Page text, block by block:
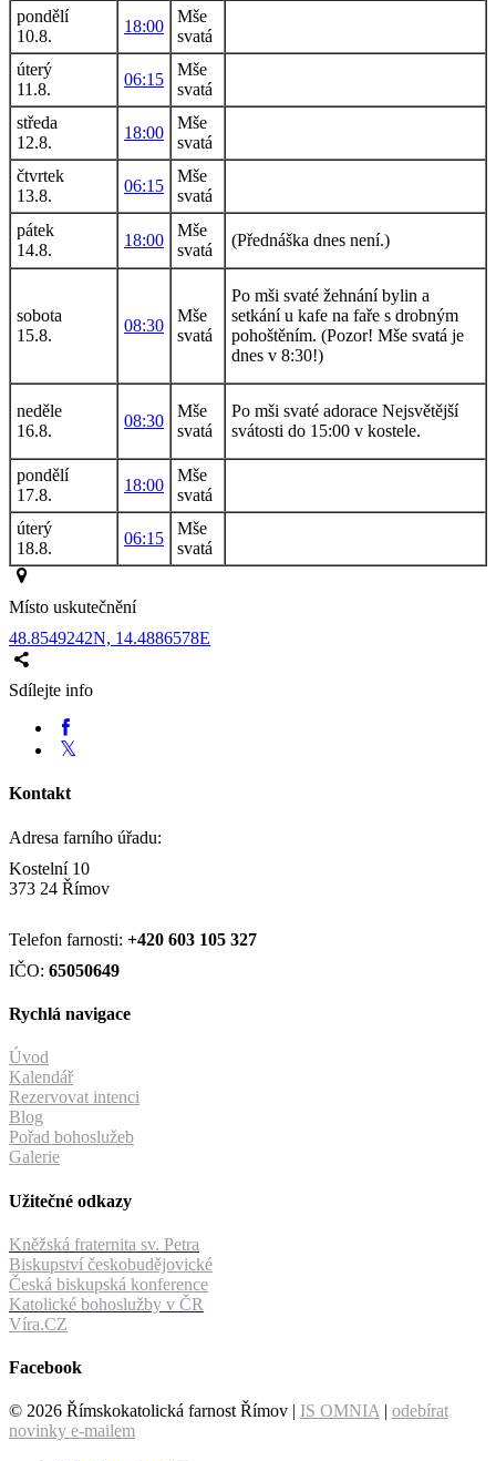
pondělí
10.8.
18:00
Mše
svatá
úterý
11.8.
06:15
Mše
svatá
středa
12.8.
18:00
Mše
svatá
čtvrtek
13.8.
06:15
Mše
svatá
pátek
14.8.
18:00
Mše
svatá
(Přednáška dnes není.)
sobota
15.8.
08:30
Mše
svatá
Po mši svaté žehnání bylin a
setkání u kafe na faře s drobným
pohoštěním. (Pozor! Mše svatá je
dnes v 8:30!)
neděle
16.8.
08:30
Mše
svatá
Po mši svaté adorace Nejsvětější
svátosti do 15:00 v kostele.
pondělí
17.8.
18:00
Mše
svatá
úterý
18.8.
06:15
Mše
svatá
Místo uskutečnění
48.8549242N, 14.4886578E
Sdílejte info
Kontakt
Adresa farního úřadu:
Kostelní 10
373 24 Římov
Telefon farnosti: +420 603 105 327
IČO: 65050649
Rychlá navigace
Úvod
Kalendář
Rezervovat intenci
Blog
Pořad bohoslužeb
Galerie
Užitečné odkazy
Kněžská fraternita sv. Petra
Biskupství českobudějovické
Česká biskupská konference
Katolické bohoslužby v ČR
Víra.CZ
Facebook
© 2026 Římskokatolická farnost Římov | IS OMNIA | odebírat
novinky e-mailem